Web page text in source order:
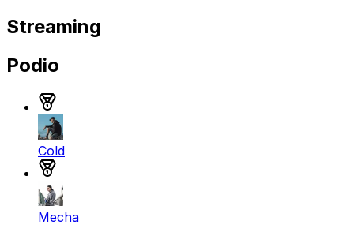
Streaming
Podio
Cold
Mecha